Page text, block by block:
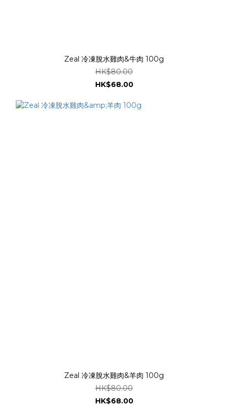
Zeal 冷凍脫水雞肉&牛肉 100g
HK$80.00
HK$68.00
Zeal 冷凍脫水雞肉&羊肉 100g
HK$80.00
HK$68.00